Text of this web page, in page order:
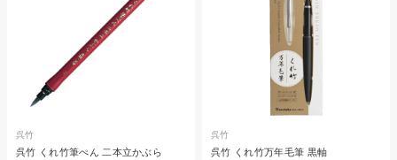
呉竹
呉竹 くれ竹筆ぺん 二本立かぶら
呉竹
呉竹 くれ竹万年毛筆 黒軸